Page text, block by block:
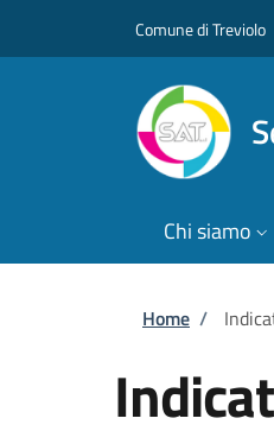
Comune di Treviolo
Chi siamo
Home /